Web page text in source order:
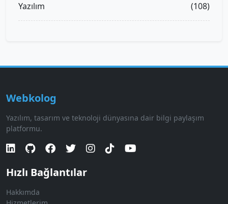
Yazılım (108)
Webkolog
Yazılım, tasarım ve teknoloji dünyasına dair bilgi paylaşım
platformu.
Hızlı Bağlantılar
Hakkımda